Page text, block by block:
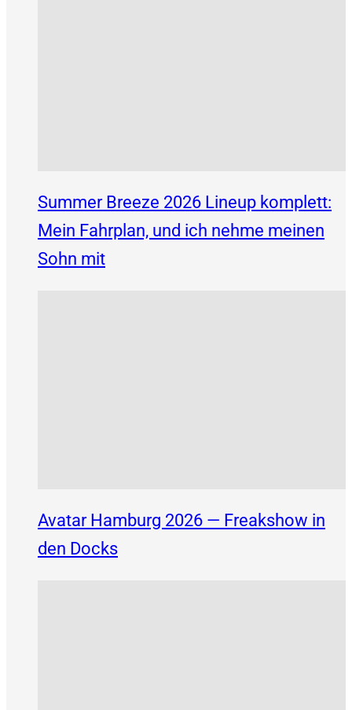
Summer Breeze 2026 Lineup komplett:
Mein Fahrplan, und ich nehme meinen
Sohn mit
Avatar Hamburg 2026 — Freakshow in
den Docks